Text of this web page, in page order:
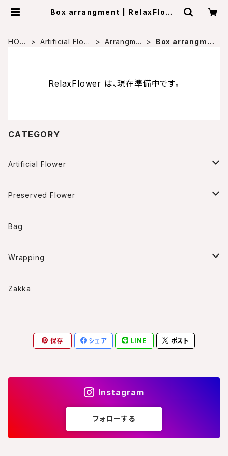
Box arrangment | RelaxFlowe
HOM
Artificial Flow
Arrangme
Box arrangme
RelaxFlower は、現在準備中です。
CATEGORY
Artificial Flower
Arrangment
Box arrangment
Bascket arrangment
Wreath
Swag
Bouquet
Preserved Flower
Arrangment
Wreath
Bag
Wrapping
Wreath case
L
スクエアS
Zakka
保存 シェア LINE ポスト
Instagram
フォローする